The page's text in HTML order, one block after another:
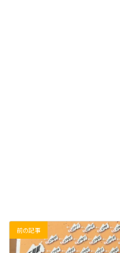
前の記事